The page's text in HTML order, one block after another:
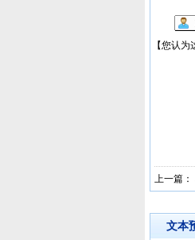
上一篇：
文本